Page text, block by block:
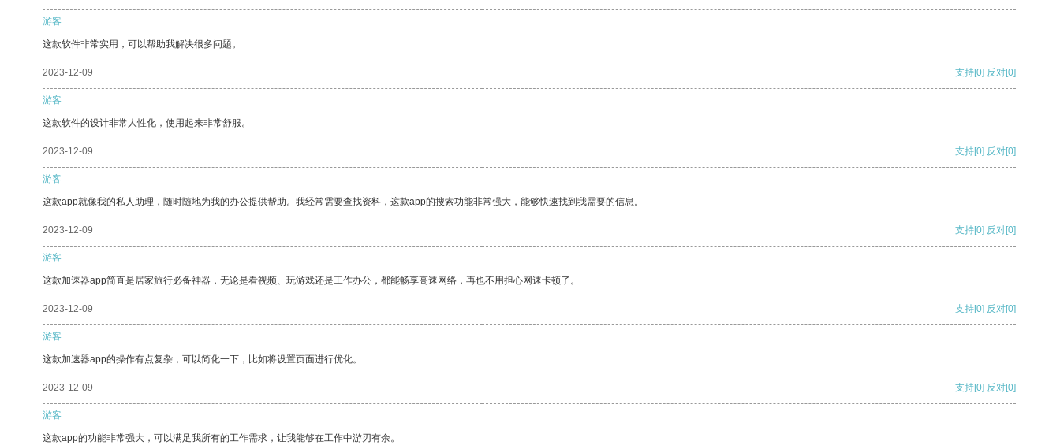
游客
这款软件非常实用，可以帮助我解决很多问题。
2023-12-09 支持[0] 反对[0]
游客
这款软件的设计非常人性化，使用起来非常舒服。
2023-12-09 支持[0] 反对[0]
游客
这款app就像我的私人助理，随时随地为我的办公提供帮助。我经常需要查找资料，这款app的搜索功能非常强大，能够快速找到我需要的信息。
2023-12-09 支持[0] 反对[0]
游客
这款加速器app简直是居家旅行必备神器，无论是看视频、玩游戏还是工作办公，都能畅享高速网络，再也不用担心网速卡顿了。
2023-12-09 支持[0] 反对[0]
游客
这款加速器app的操作有点复杂，可以简化一下，比如将设置页面进行优化。
2023-12-09 支持[0] 反对[0]
游客
这款app的功能非常强大，可以满足我所有的工作需求，让我能够在工作中游刃有余。